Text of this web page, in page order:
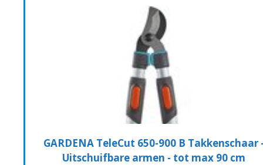
GARDENA TeleCut 650-900 B Takkenschaar
Uitschuifbare armen - tot max 90 cm